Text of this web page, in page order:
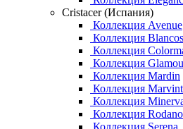
Cristacer (Испания)
Коллекция Avenue
Коллекция Blancos
Коллекция
Коллекция
Коллекция Mardin
Коллекция
Коллекция
Коллекция Rodano
Коллекция Serena